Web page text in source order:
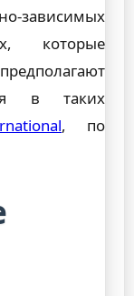
зависимых
которые
в таких
, по